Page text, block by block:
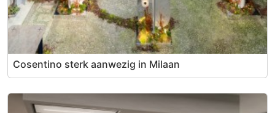
Cosentino sterk aanwezig in Milaan